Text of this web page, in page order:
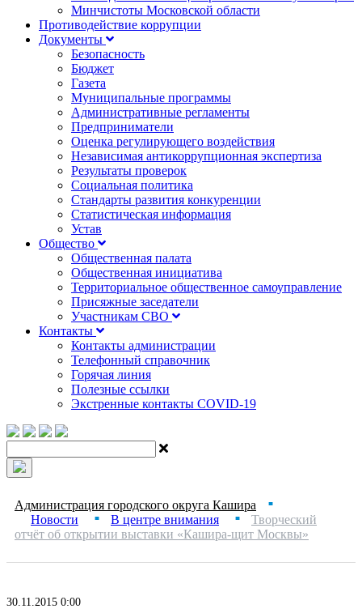
Минчистоты Московской области
Противодействие коррупции
Документы
Безопасность
Бюджет
Газета
Муниципальные программы
Административные регламенты
Предприниматели
Оценка регулирующего воздействия
Независимая антикоррупционная экспертиза
Результаты проверок
Социальная политика
Стандарты развития конкуренции
Статистическая информация
Устав
Общество
Общественная палата
Общественная инициатива
Территориальное общественное самоуправление
Присяжные заседатели
Участникам СВО
Контакты
Контакты администрации
Телефонный справочник
Горячая линия
Полезные ссылки
Экстренные контакты COVID-19
Администрация городского округа Кашира ■
Новости ■ В центре внимания ■
Творческий
отчёт об открытии выставки «Кашира-щит Москвы»
30.11.2015 0:00